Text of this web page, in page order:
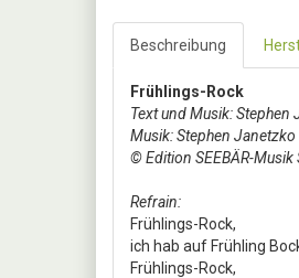
Beschreibung
Frühlings-Rock
Text und Musik: Stephen
Musik: Stephen Janetzko
© Edition SEEBÄR-
Refrain:
Frühlings-Rock,
ich hab auf Frühling
Frühlings-Rock,